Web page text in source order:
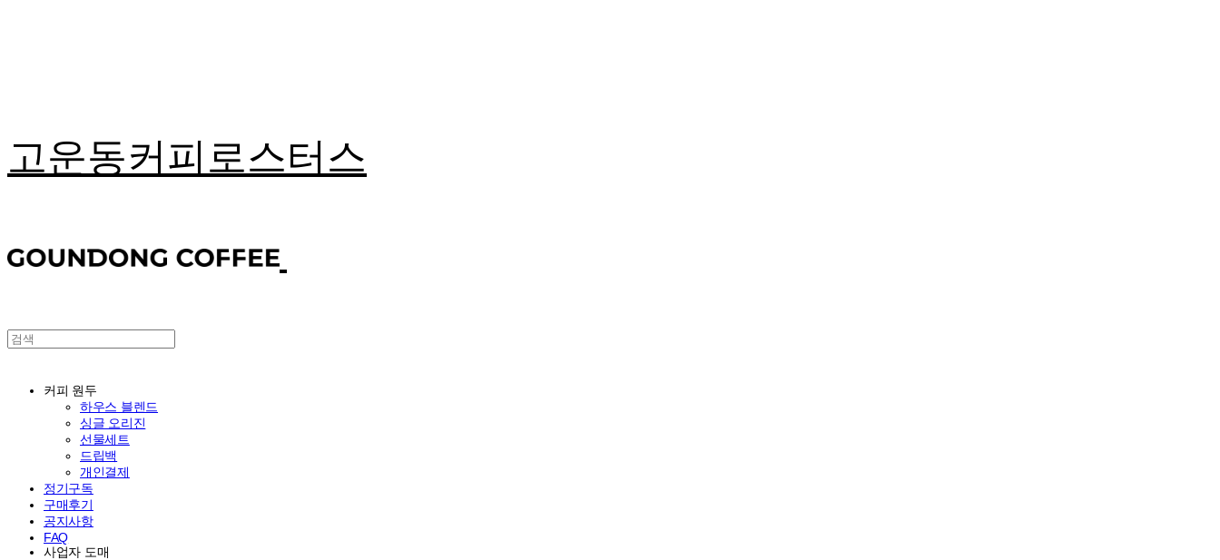
고운동커피로스터스
커피 원두
하우스 블렌드
싱글 오리진
선물세트
드립백
개인결제
정기구독
구매후기
공지사항
FAQ
사업자 도매